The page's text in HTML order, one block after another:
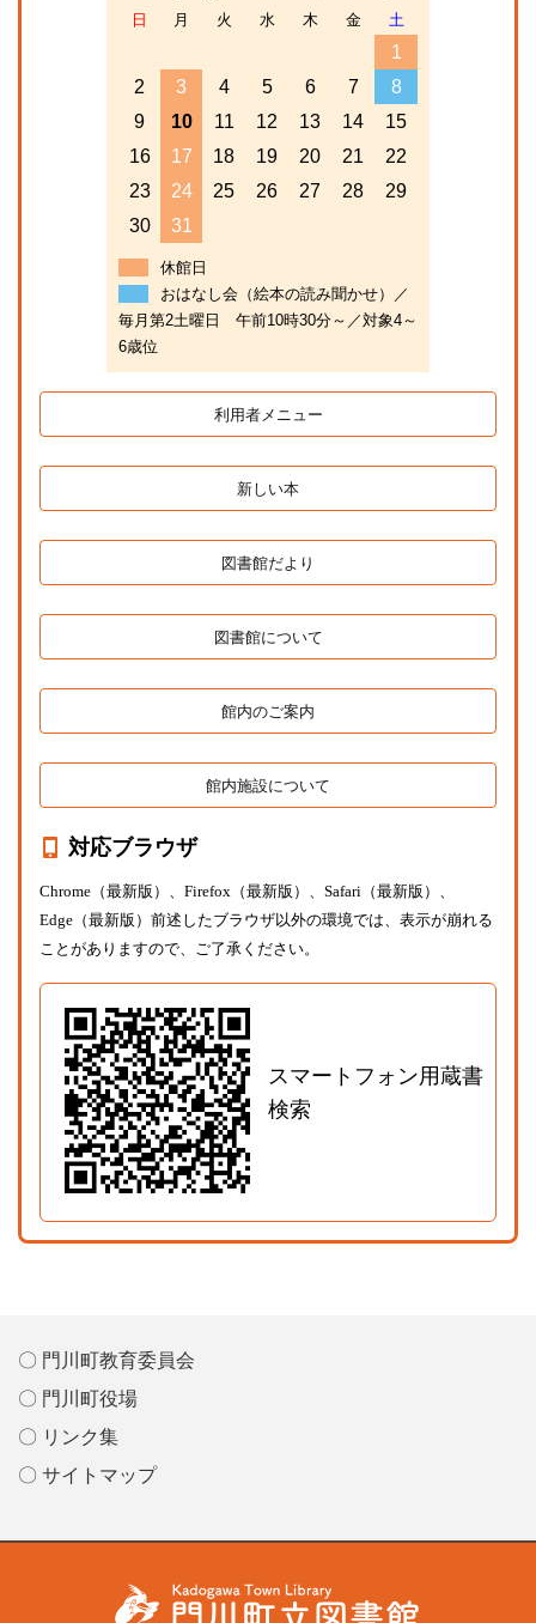
日 月 火 水 木 金 土
1
2
3 4 5 6 7
8
9
10 11 12 13 14
15
16
17 18 19 20 21
22
23
24 25 26 27 28
29
30
31
休館日
おはなし会（絵本の読み聞かせ）／
毎月第2土曜日 午前10時30分～／対象4～
6歳位
利用者メニュー
新しい本
図書館だより
図書館について
館内のご案内
館内施設について
対応ブラウザ
Chrome（最新版）、Firefox（最新版）、Safari（最新版）、
Edge（最新版）前述したブラウザ以外の環境では、表示が崩れる
ことがありますので、ご了承ください。
スマートフォン用蔵書
検索
〇 門川町教育委員会
〇 門川町役場
〇 リンク集
〇 サイトマップ